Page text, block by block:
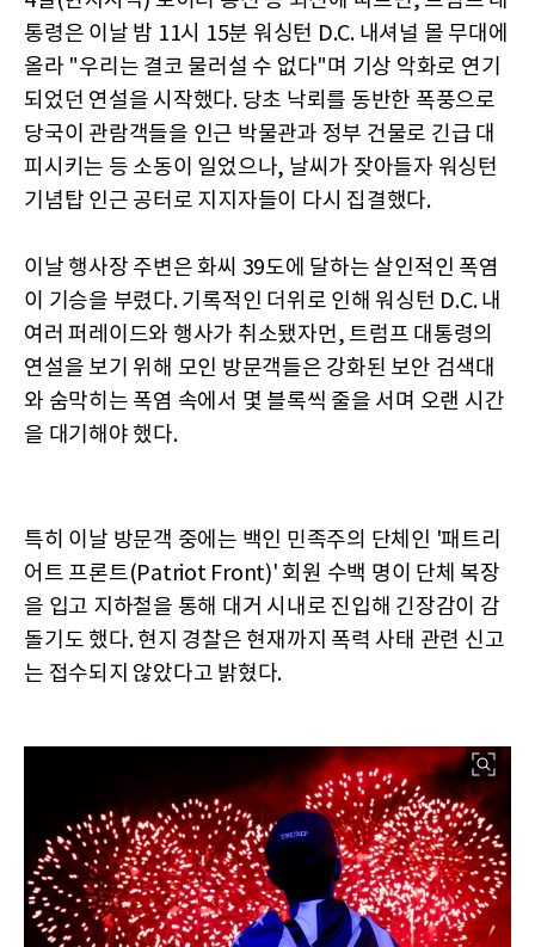
통령은 이날 밤 11시 15분 워싱턴 D.C. 내셔널 몰 무대에
올라 "우리는 결코 물러설 수 없다"며 기상 악화로 연기
되었던 연설을 시작했다. 당초 낙뢰를 동반한 폭풍으로
당국이 관람객들을 인근 박물관과 정부 건물로 긴급 대
피시키는 등 소동이 일었으나, 날씨가 잦아들자 워싱턴
기념탑 인근 공터로 지지자들이 다시 집결했다.
이날 행사장 주변은 화씨 39도에 달하는 살인적인 폭염
이 기승을 부렸다. 기록적인 더위로 인해 워싱턴 D.C. 내
여러 퍼레이드와 행사가 취소됐자먼, 트럼프 대통령의
연설을 보기 위해 모인 방문객들은 강화된 보안 검색대
와 숨막히는 폭염 속에서 몇 블록씩 줄을 서며 오랜 시간
을 대기해야 했다.
특히 이날 방문객 중에는 백인 민족주의 단체인 '패트리
어트 프론트(Patriot Front)' 회원 수백 명이 단체 복장
을 입고 지하철을 통해 대거 시내로 진입해 긴장감이 감
돌기도 했다. 현지 경찰은 현재까지 폭력 사태 관련 신고
는 접수되지 않았다고 밝혔다.